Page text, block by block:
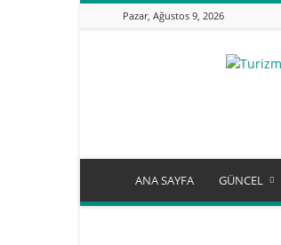
Pazar, Ağustos 9, 2026
ANA SAYFA GÜNCEL